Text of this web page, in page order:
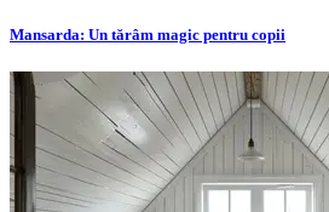
Mansarda: Un tărâm magic pentru copii